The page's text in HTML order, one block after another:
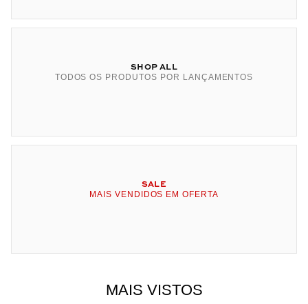
SHOP ALL
TODOS OS PRODUTOS POR LANÇAMENTOS
SALE
MAIS VENDIDOS EM OFERTA
MAIS VISTOS